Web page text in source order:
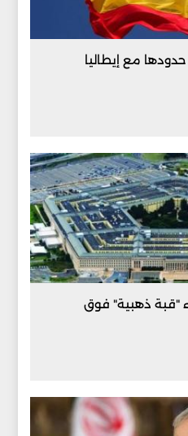
حدودها مع إيطاليا
"قبة ذهبية" فوق